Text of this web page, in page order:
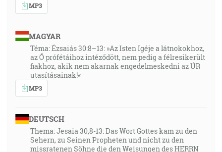
MP3
MAGYAR
Téma: Ézsaiás 30:8–13: »Az Isten Igéje a látnokokhoz,
az Ő prófétáihoz intéződött, nem pedig a félresikerült
fiakhoz, akik nem akarnak engedelmeskedni az ÚR
utasításainak!«
MP3
DEUTSCH
Thema: Jesaia 30,8-13: Das Wort Gottes kam zu den
Sehern, zu Seinen Propheten und nicht zu den
missratenen Söhne die den Weisungen des HERRN